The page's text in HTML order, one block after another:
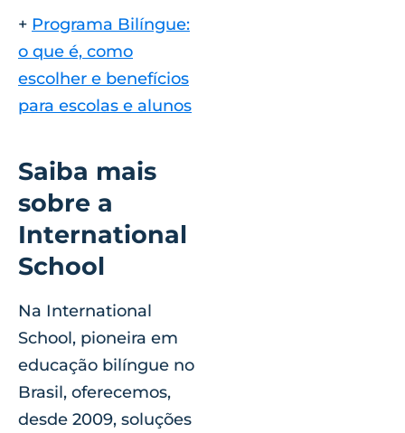
+ Programa Bilíngue:
o que é, como
escolher e benefícios
para escolas e alunos
Saiba mais
sobre a
International
School
Na International
School, pioneira em
educação bilíngue no
Brasil, oferecemos,
desde 2009, soluções